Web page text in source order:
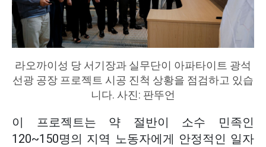
라오까이성 당 서기장과 실무단이 아파타이트 광석
선광 공장 프로젝트 시공 진척 상황을 점검하고 있습
니다. 사진: 판뚜언
이 프로젝트는 약 절반이 소수 민족인
120~150명의 지역 노동자에게 안정적인 일자